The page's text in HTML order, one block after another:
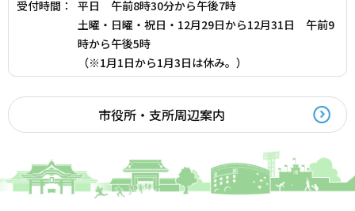
受付時間：
平日 午前8時30分から午後7時
土曜・日曜・祝日・12月29日から12月31日 午前9
時から午後5時
（※1月1日から1月3日は休み。）
市役所・支所周辺案内